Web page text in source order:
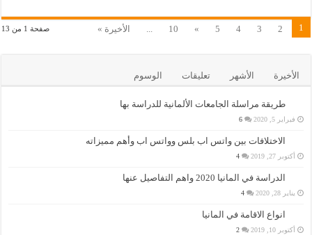
صفحة 1 من 13 1
2
3
4
5
»
10
... الأخيرة »
الأخيرة الأشهر تعليقات الوسوم
طريقة مراسلة الجامعات الألمانية للدراسة بها
فبراير 5, 2020 6
الاختلافات بين واتس اب بلس وواتس اب وأهم مميزاته
أكتوبر 27, 2019 4
الدراسة في المانيا 2020 واهم التفاصيل عنها
يناير 28, 2020 4
انواع الاقامة في المانيا
أكتوبر 10, 2019 2